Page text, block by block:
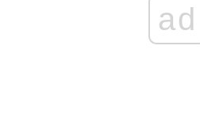
ad